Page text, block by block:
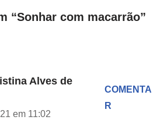
“Sonhar com macarrão”
Alves de
em 11:02
COMENTA
R